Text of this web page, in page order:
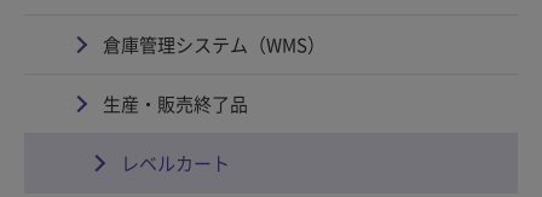
倉庫管理システム（WMS）
生産・販売終了品
レベルカート